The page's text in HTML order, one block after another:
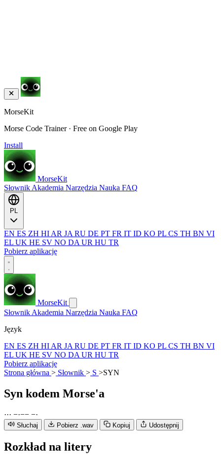
MorseKit
Morse Code Trainer · Free on Google Play
Install
MorseKit
Słownik Akademia Narzędzia Nauka FAQ
EN ES ZH HI AR JA RU DE PT FR IT ID KO PL CS TH BN VI
EL UK HE SV NO DA UR HU TR
Pobierz aplikację
MorseKit
Słownik Akademia Narzędzia Nauka FAQ
Język
EN ES ZH HI AR JA RU DE PT FR IT ID KO PL CS TH BN VI
EL UK HE SV NO DA UR HU TR
Pobierz aplikację
Strona główna > Słownik > S >SYN
Syn kodem Morse'a
··· −·−− −·
Słuchaj Pobierz .wav Kopiuj Udostępnij
Rozkład na litery